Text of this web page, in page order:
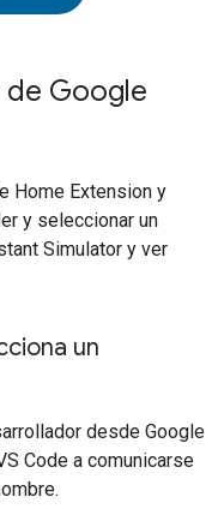
de Google
Home Extension y
y seleccionar un
Simulator y ver
un
desde Google
Code a comunicarse